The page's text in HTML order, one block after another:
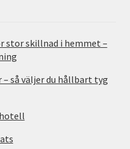
stor skillnad i hemmet –
så väljer du hållbart tyg